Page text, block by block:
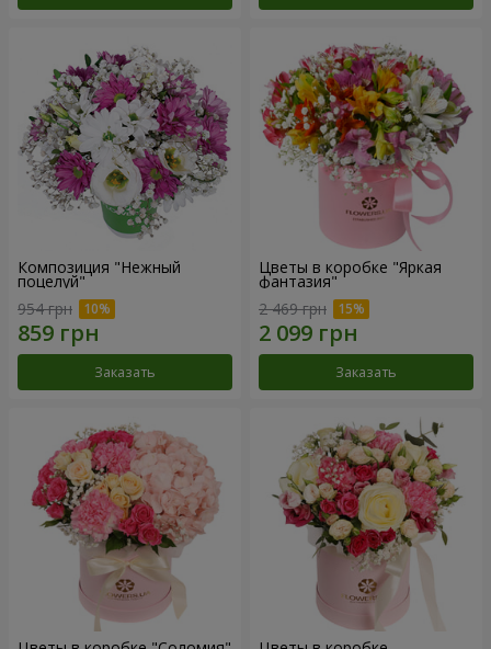
Композиция "Нежный
поцелуй"
954 грн
Заказать
Цветы в коробке "Яркая
фантазия"
2 469 грн
Заказать